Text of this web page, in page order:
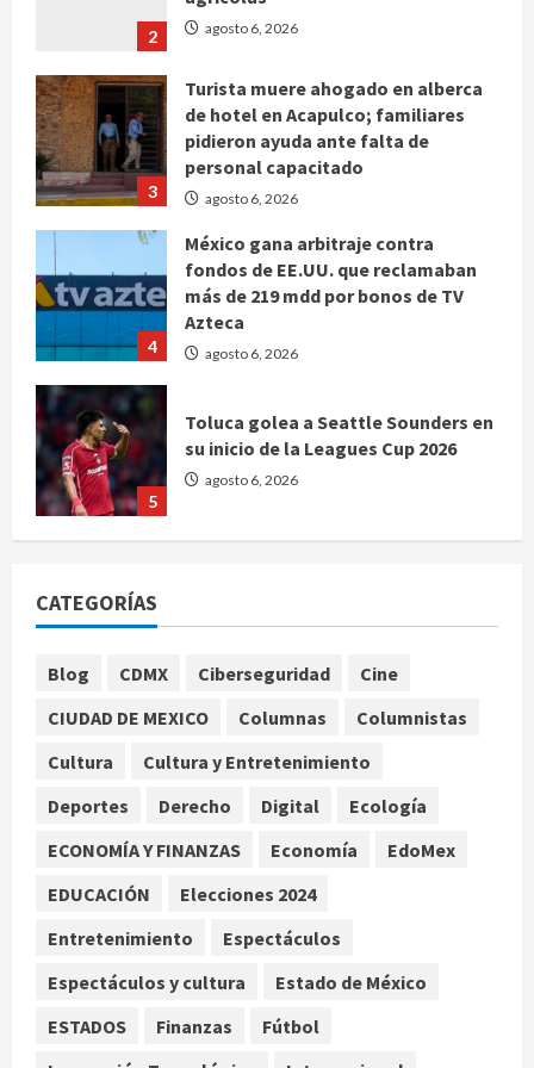
2 agosto 6, 2026
3
Turista muere ahogado en alberca
de hotel en Acapulco; familiares
pidieron ayuda ante falta de
personal capacitado
agosto 6, 2026
4
México gana arbitraje contra
fondos de EE.UU. que reclamaban
más de 219 mdd por bonos de TV
Azteca
agosto 6, 2026
5
Toluca golea a Seattle Sounders en
su inicio de la Leagues Cup 2026
agosto 6, 2026
SCJN avala obligación patronal de
agrícolas
agosto 6, 2026
Turista muere ahogado en alberca
de hotel en Acapulco; familiares
personal capacitado
agosto 6, 2026
México gana arbitraje contra
CATEGORÍAS
Blog CDMX Ciberseguridad
Cine
CIUDAD DE MEXICO
Columnas
Columnistas
Cultura
Cultura y Entretenimiento
Deportes
Derecho Digital
Ecología
ECONOMÍA Y FINANZAS
Economía
EdoMex
EDUCACIÓN
Elecciones 2024
Entretenimiento
Espectáculos
Espectáculos y cultura
Estado de México
ESTADOS
Finanzas
Fútbol